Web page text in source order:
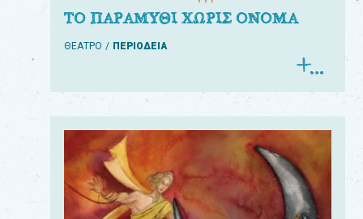
ΤΟ ΠΑΡΑΜΥΘΙ ΧΩΡΙΣ ΟΝΟΜΑ
ΘΕΑΤΡΟ ΠΕΡΙΟΔΕΙΑ